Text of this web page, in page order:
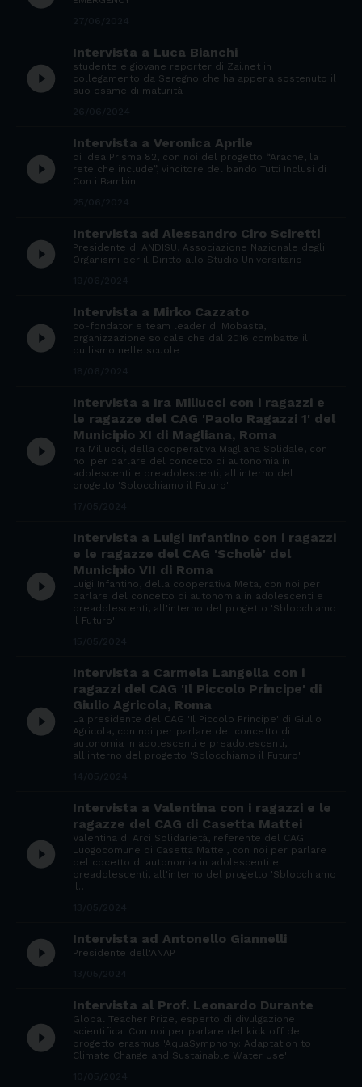
play_circle_filled
Intervista a Luca Bianchi
studente e giovane reporter di Zai.net in
collegamento da Seregno che ha appena sostenuto il
suo esame di maturità
play_circle_filled
Intervista a Veronica Aprile
di Idea Prisma 82, con noi del progetto “Aracne, la
rete che include”, vincitore del bando Tutti Inclusi di
Con i Bambini
play_circle_filled
Intervista ad Alessandro Ciro Sciretti
Presidente di ANDISU, Associazione Nazionale degli
Organismi per il Diritto allo Studio Universitario
play_circle_filled
Intervista a Mirko Cazzato
co-fondator e team leader di Mobasta,
organizzazione soicale che dal 2016 combatte il
bullismo nelle scuole
play_circle_filled
Intervista a Ira Miliucci con i ragazzi e
le ragazze del CAG 'Paolo Ragazzi 1' del
Municipio XI di Magliana, Roma
Ira Miliucci, della cooperativa Magliana Solidale, con
noi per parlare del concetto di autonomia in
adolescenti e preadolescenti, all'interno del
progetto 'Sblocchiamo il Futuro'
play_circle_filled
Intervista a Luigi Infantino con i ragazzi
e le ragazze del CAG 'Scholè' del
Municipio VII di Roma
Luigi Infantino, della cooperativa Meta, con noi per
parlare del concetto di autonomia in adolescenti e
preadolescenti, all'interno del progetto 'Sblocchiamo
il Futuro'
play_circle_filled
Intervista a Carmela Langella con i
ragazzi del CAG 'Il Piccolo Principe' di
Giulio Agricola, Roma
La presidente del CAG 'Il Piccolo Principe' di Giulio
Agricola, con noi per parlare del concetto di
autonomia in adolescenti e preadolescenti,
all'interno del progetto 'Sblocchiamo il Futuro'
play_circle_filled
Intervista a Valentina con i ragazzi e le
ragazze del CAG di Casetta Mattei
Valentina di Arci Solidarietà, referente del CAG
Luogocomune di Casetta Mattei, con noi per parlare
del cocetto di autonomia in adolescenti e
preadolescenti, all'interno del progetto 'Sblocchiamo
il…
play_circle_filled Intervista ad Antonello Giannelli
Presidente dell'ANAP
play_circle_filled
Intervista al Prof. Leonardo Durante
Global Teacher Prize, esperto di divulgazione
scientifica. Con noi per parlare del kick off del
progetto erasmus 'AquaSymphony: Adaptation to
Climate Change and Sustainable Water Use'